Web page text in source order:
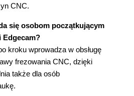
Punkt
Okrąg
Prostokąt
Wielokąt
Tekst
Odsunięcie
Rowek
CNC.
się osobom początkującym
Edgecam?
kroku wprowadza w obsługę
frezowania CNC, dzięki
także dla osób